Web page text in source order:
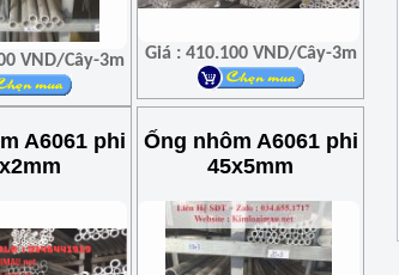
VND/Cây-3m Giá : 410.100 VND/Cây-3m
A6061 phi
Ống nhôm A6061 phi
45x5mm